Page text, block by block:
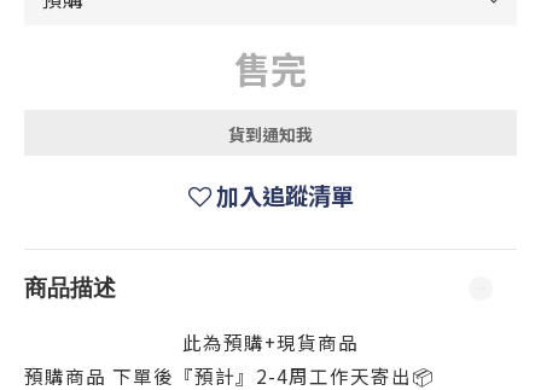
售完
貨到通知我
加入追蹤清單
商品描述
此為預購+現貨商品
預購商品 下單後『預計』2-4周工作天寄出📦